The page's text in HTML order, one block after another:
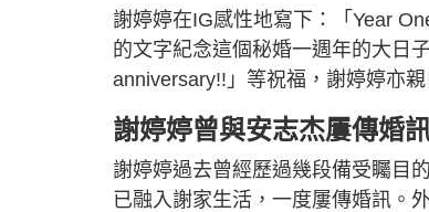
謝婷婷在IG感性地寫下：「Year
的文字紀念這個秘婚一週年的大日
anniversary!!」等祝福，謝婷婷亦
謝婷婷曾與安志杰屢傳婚
謝婷婷過去曾經歷過幾段備受矚目
已融入謝家生活，一度屢傳婚訊。